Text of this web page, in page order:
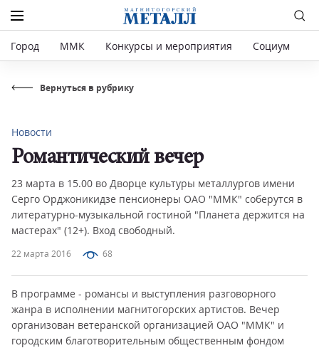
Город ММК Конкурсы и мероприятия Социум
Вернуться в рубрику
22 марта 2016 68
Новости
Романтический вечер
23 марта в 15.00 во Дворце культуры металлургов имени
Серго Орджоникидзе пенсионеры ОАО "ММК" соберутся в
литературно-музыкальной гостиной "Планета держится на
мастерах" (12+). Вход свободный.
В программе - романсы и выступления разговорного
жанра в исполнении магнитогорских артистов. Вечер
организован ветеранской организацией ОАО "ММК" и
городским благотворительным общественным фондом